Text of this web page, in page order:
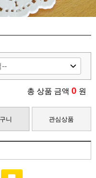
총 상품 금액 0 원
니 관심상품